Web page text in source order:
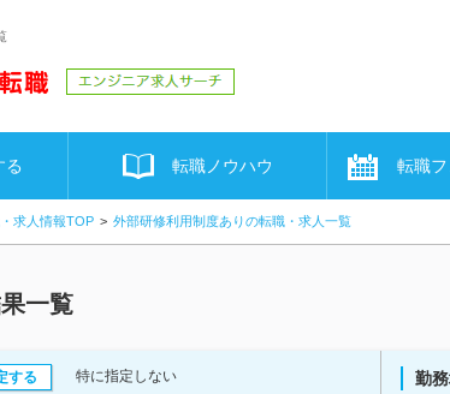
る 転職ノウハウ 転職
求人情報TOP 外部研修利用制度ありの転職・求人一覧
一覧
する 特に指定しない 勤